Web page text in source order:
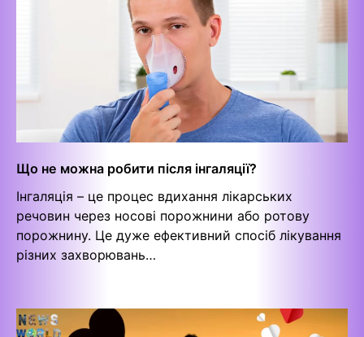
Що не можна робити після інгаляції?
Інгаляція – це процес вдихання лікарських
речовин через носові порожнини або ротову
порожнину. Це дуже ефективний спосіб лікування
різних захворювань…